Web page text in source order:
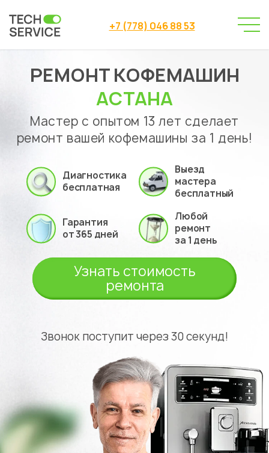
+7 (778) 046 88 53
Сервисный центр
→
Сервисный центр Астана
→
Ремонт кофемашин
РЕМОНТ КОФЕМАШИН
АСТАНА
Мастер с опытом 13 лет сделает
ремонт вашей кофемашины за 1 день!
Диагностика
бесплатная
Выезд
мастера
бесплатный
Гарантия
от 365 дней
Любой
ремонт
за 1 день
Узнать стоимость
ремонта
Звонок поступит через 30 секунд!